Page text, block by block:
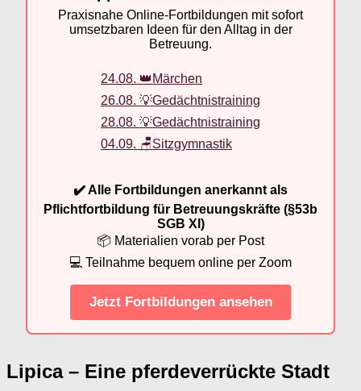
Praxisnahe Online-Fortbildungen mit sofort
umsetzbaren Ideen für den Alltag in der
Betreuung.
24.08. 👑Märchen
26.08. 💡Gedächtnistraining
28.08. 💡Gedächtnistraining
04.09. 🪑Sitzgymnastik
✔️ Alle Fortbildungen anerkannt als
Pflichtfortbildung für Betreuungskräfte (§53b
SGB XI)
📦 Materialien vorab per Post
💻 Teilnahme bequem online per Zoom
Jetzt Fortbildungen ansehen
Lipica – Eine pferdeverrückte Stadt